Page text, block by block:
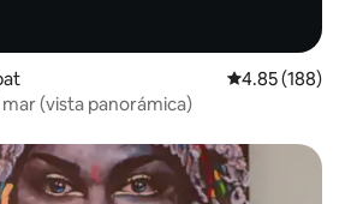
Calificación
4.85 (188)
(vista panorámica)